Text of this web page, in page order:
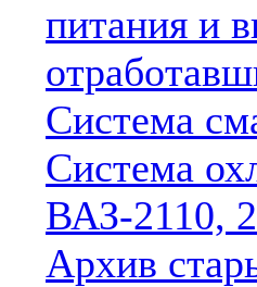
питания и
Система
Система
ВАЗ-2110,
Архив